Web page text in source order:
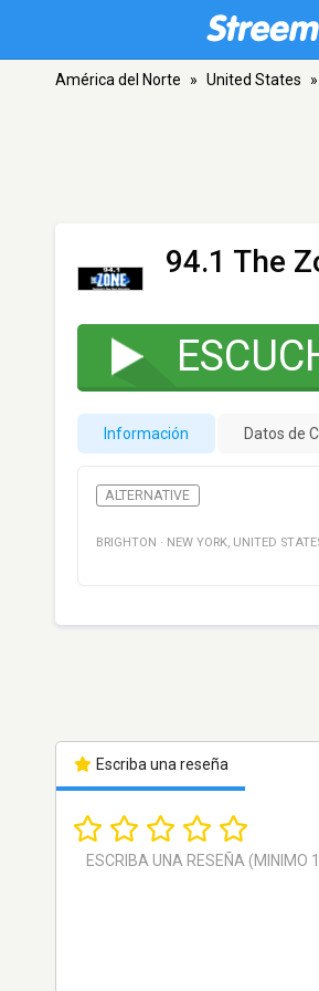
América del Norte » United States »
94.1 The
Información Datos de
ALTERNATIVE
BRIGHTON · NEW YORK, UNITED
Escriba una reseña